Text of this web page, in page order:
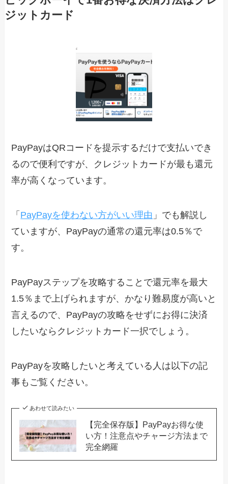
ジットカード
PayPayはQRコードを提示するだけで支払いでき
るので便利ですが、クレジットカードが最も還元
率が高くなっています。
「 PayPayを使わない方がいい理由 」でも解説し
ていますが、PayPayの通常の還元率は0.5％で
す。
PayPayステップを攻略することで還元率を最大
1.5％まで上げられますが、かなり難易度が高いと
言えるので、PayPayの攻略をせずにお得に決済
したいならクレジットカード一択でしょう。
PayPayを攻略したいと考えている人は以下の記
事もご覧ください。
あわせて読みたい
【完全保存版】PayPayお得な使
い方！注意点やチャージ方法まで
完全網羅